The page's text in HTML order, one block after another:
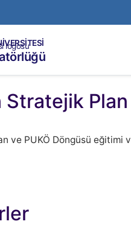
ve PUKÖ Döngüsü eğitimi